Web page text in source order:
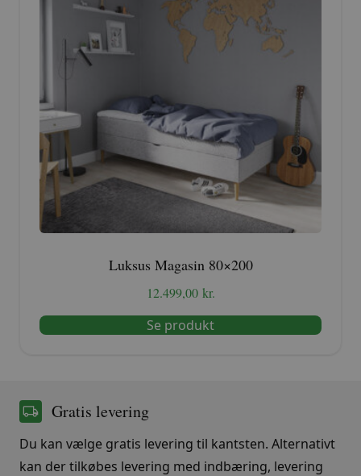
Luksus Magasin 80×200
12.499,00 kr.
Se produkt
Gratis levering
Du kan vælge gratis levering til kantsten. Alternativt
kan der tilkøbes levering med indbæring, levering